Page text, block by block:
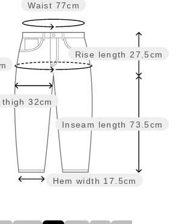
Inseam length 73.5cm
Rise length 27.5cm
Hem width 17.5cm
32cm
Waist 77cm